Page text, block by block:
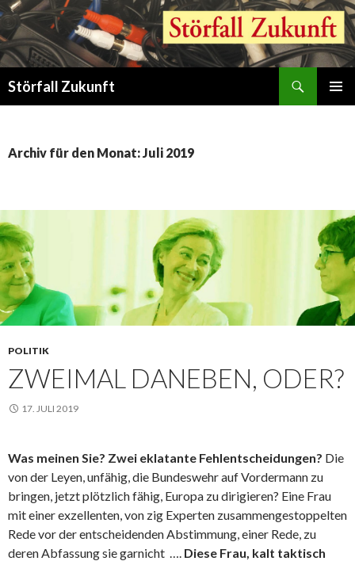
Störfall Zukunft
Archiv für den Monat: Juli 2019
POLITIK
ZWEIMAL DANEBEN, ODER?
17. JULI 2019
Was meinen Sie? Zwei eklatante Fehlentscheidungen? Die
von der Leyen, unfähig, die Bundeswehr auf Vordermann zu
bringen, jetzt plötzlich fähig, Europa zu dirigieren? Eine Frau
mit einer exzellenten, von zig Experten zusammengestoppelten
Rede vor der entscheidenden Abstimmung, einer Rede, zu
deren Abfassung sie garnicht …. Diese Frau, kalt taktisch